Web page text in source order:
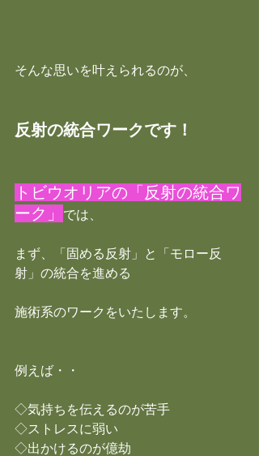
そんな思いを叶えられるのが、
反射の統合ワークです！
トビウオリアの「反射の統合ワ
ーク」
では、
まず、「固める反射」と「モロー反
射」の統合を進める
施術系のワークをいたします。
例えば・・
◇気持ちを伝えるのが苦手
◇ストレスに弱い
◇出かけるのが億劫